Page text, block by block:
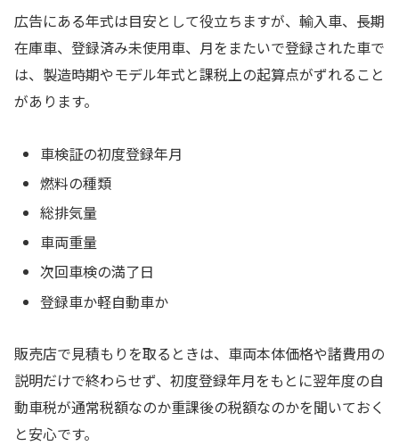
広告にある年式は目安として役立ちますが、輸入車、長期
在庫車、登録済み未使用車、月をまたいで登録された車で
は、製造時期やモデル年式と課税上の起算点がずれること
があります。
車検証の初度登録年月
燃料の種類
総排気量
車両重量
次回車検の満了日
登録車か軽自動車か
販売店で見積もりを取るときは、車両本体価格や諸費用の
説明だけで終わらせず、初度登録年月をもとに翌年度の自
動車税が通常税額なのか重課後の税額なのかを聞いておく
と安心です。